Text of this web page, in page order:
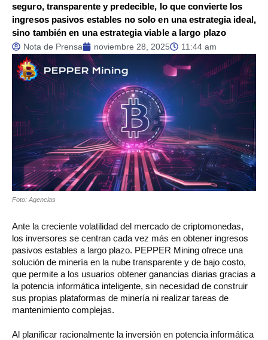
seguro, transparente y predecible, lo que convierte los
ingresos pasivos estables no solo en una estrategia ideal,
sino también en una estrategia viable a largo plazo
Nota de Prensa noviembre 28, 2025 11:44 am
Foto: Agencias
Ante la creciente volatilidad del mercado de criptomonedas,
los inversores se centran cada vez más en obtener ingresos
pasivos estables a largo plazo. PEPPER Mining ofrece una
solución de minería en la nube transparente y de bajo costo,
que permite a los usuarios obtener ganancias diarias gracias a
la potencia informática inteligente, sin necesidad de construir
sus propias plataformas de minería ni realizar tareas de
mantenimiento complejas.
Al planificar racionalmente la inversión en potencia informática